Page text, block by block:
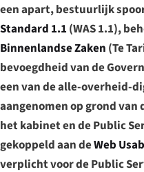
een apart, bestuurlijk
Standard 1.1 (WAS 1.1),
Binnenlandse Zaken (Te
bevoegdheid van de
een van de alle-overheid-
aangenomen op grond van
het kabinet en de Public
gekoppeld aan deWeb
verplicht voor de Public